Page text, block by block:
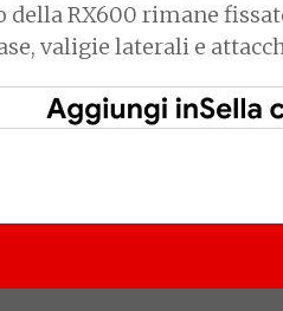
della RX600 rimane
valigie laterali e